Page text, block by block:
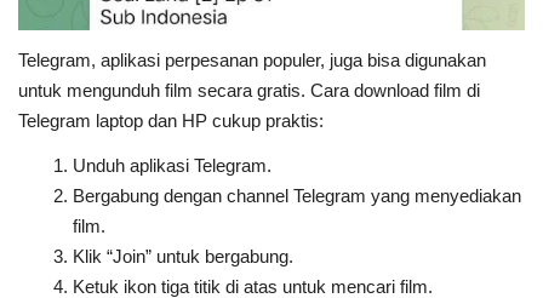
Telegram, aplikasi perpesanan populer, juga bisa digunakan
untuk mengunduh film secara gratis. Cara download film di
Telegram laptop dan HP cukup praktis:
Unduh aplikasi Telegram.
Bergabung dengan channel Telegram yang menyediakan
film.
Klik “Join” untuk bergabung.
Ketuk ikon tiga titik di atas untuk mencari film.